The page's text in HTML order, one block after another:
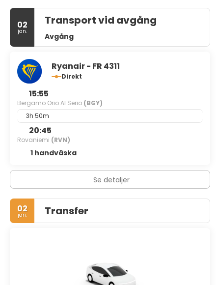
02
jan.
Transport vid avgång
Avgång
Ryanair - FR 4311
Direkt
15:55
Bergamo Orio Al Serio (BGY)
3h 50m
20:45
Rovaniemi (RVN)
1 handväska
Se detaljer
02
jan. Transfer